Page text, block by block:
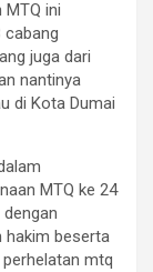
MTQ ini
cabang
juga dari
nantinya
di Kota Dumai
MTQ ke 24
hakim beserta
mtq